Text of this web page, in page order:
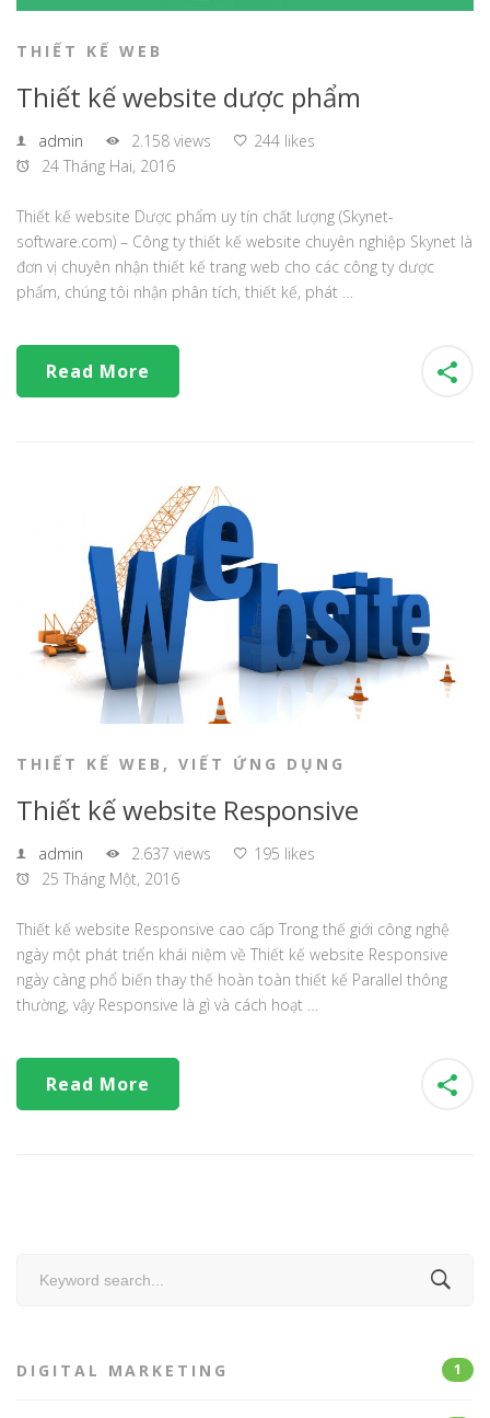
THIẾT KẾ WEB
Thiết kế website dược phẩm
admin 2.158 views
244 likes
24 Tháng Hai, 2016
Thiết kế website Dược phẩm uy tín chất lượng (Skynet-
software.com) – Công ty thiết kế website chuyên nghiệp Skynet là
đơn vị chuyên nhận thiết kế trang web cho các công ty dược
phẩm, chúng tôi nhận phân tích, thiết kế, phát …
Read More
THIẾT KẾ WEB , VIẾT ỨNG DỤNG
Thiết kế website Responsive
admin 2.637 views
195 likes
25 Tháng Một, 2016
Thiết kế website Responsive cao cấp Trong thế giới công nghệ
ngày một phát triển khái niệm về Thiết kế website Responsive
ngày càng phổ biến thay thế hoàn toàn thiết kế Parallel thông
thường, vậy Responsive là gì và cách hoạt …
Read More
DIGITAL MARKETING 1